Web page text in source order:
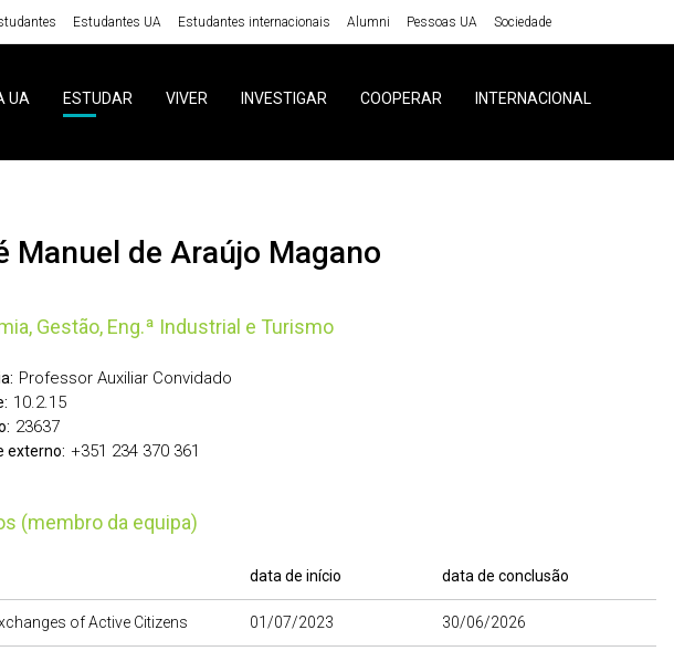
Estudantes UA Estudantes internacionais Alumni Pessoas UA Sociedade
UA ESTUDAR VIVER INVESTIGAR COOPERAR INTERNACIONAL
Manuel de Araújo Magano
Gestão, Eng.ª Industrial e Turismo
Professor Auxiliar Convidado
10.2.15
23637
externo: +351 234 370 361
(membro da equipa)
data de início data de conclusão
of Active Citizens 01/07/2023 30/06/2026